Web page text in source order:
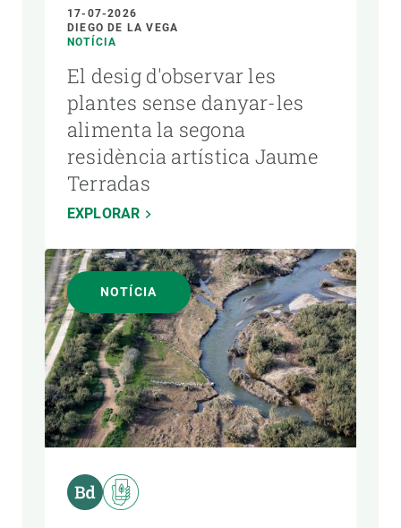
17-07-2026
DIEGO DE LA VEGA
NOTÍCIA
El desig d'observar les
plantes sense danyar-les
alimenta la segona
residència artística Jaume
Terradas
EXPLORAR
NOTÍCIA